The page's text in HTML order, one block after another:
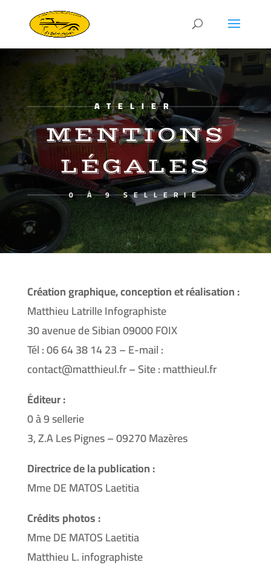
ATELIER
MENTIONS
LÉGALES
0 À 9 SELLERIE
Création graphique, conception et réalisation :
Matthieu Latrille Infographiste
30 avenue de Sibian 09000 FOIX
Tél : 06 64 38 14 23 – E-mail :
contact@matthieul.fr – Site : matthieul.fr
Éditeur :
0 à 9 sellerie
3, Z.A Les Pignes – 09270 Mazères
Directrice de la publication :
Mme DE MATOS Laetitia
Crédits photos :
Mme DE MATOS Laetitia
Matthieu L. infographiste